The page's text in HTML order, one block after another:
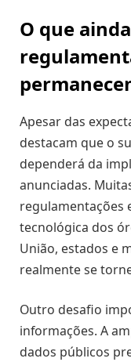
O que
Apesar das
destacam que o
dependerá da
anunciadas.
regulamentações
tecnológica dos
União, estados e
realmente se
Outro desafio
informações. A
dados públicos